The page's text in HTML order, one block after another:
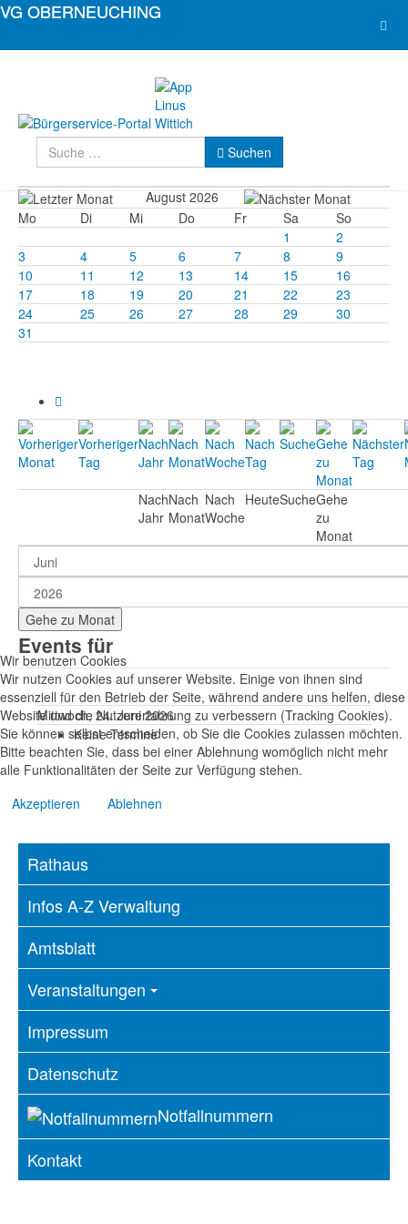
Suchen Type 2 or more characters for
Suchen
August 2026
Mo
Di Mi Do Fr Sa
So
1
2
3
4 5 6 7 8
9
10
11 12 13 14 15
16
17
18 19 20 21 22
23
24
25 26 27 28 29
30
31
Nach
Jahr
Nach
Monat
Nach
Woche
HeuteSucheGehe
zu
Monat
Gehe zu Monat
Events für
Mittwoch, 24. Juni 2026
Keine Termine
Rathaus
Infos A-Z Verwaltung
Amtsblatt
Veranstaltungen
Impressum
Datenschutz
Notfallnummern
Kontakt
Wir benutzen Cookies
Wir nutzen Cookies auf unserer Website. Einige von ihnen sind
essenziell für den Betrieb der Seite, während andere uns helfen, diese
Website und die Nutzererfahrung zu verbessern (Tracking Cookies).
Sie können selbst entscheiden, ob Sie die Cookies zulassen möchten.
Bitte beachten Sie, dass bei einer Ablehnung womöglich nicht mehr
alle Funktionalitäten der Seite zur Verfügung stehen.
Akzeptieren
Ablehnen